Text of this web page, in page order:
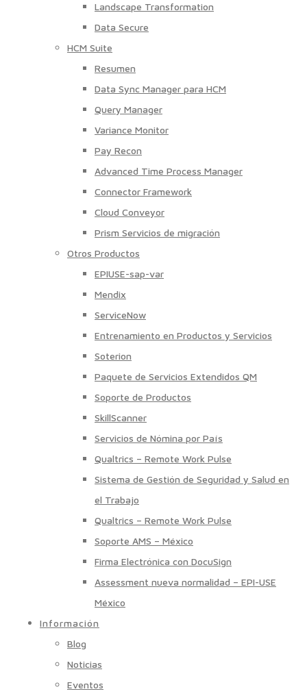
Landscape Transformation
Data Secure
HCM Suite
Resumen
Data Sync Manager para HCM
Query Manager
Variance Monitor
Pay Recon
Advanced Time Process Manager
Connector Framework
Cloud Conveyor
Prism Servicios de migración
Otros Productos
EPIUSE-sap-var
Mendix
ServiceNow
Entrenamiento en Productos y Servicios
Soterion
Paquete de Servicios Extendidos QM
Soporte de Productos
SkillScanner
Servicios de Nómina por País
Qualtrics – Remote Work Pulse
Sistema de Gestión de Seguridad y Salud en
el Trabajo
Qualtrics – Remote Work Pulse
Soporte AMS – México
Firma Electrónica con DocuSign
Assessment nueva normalidad – EPI-USE
México
Información
Blog
Noticias
Eventos